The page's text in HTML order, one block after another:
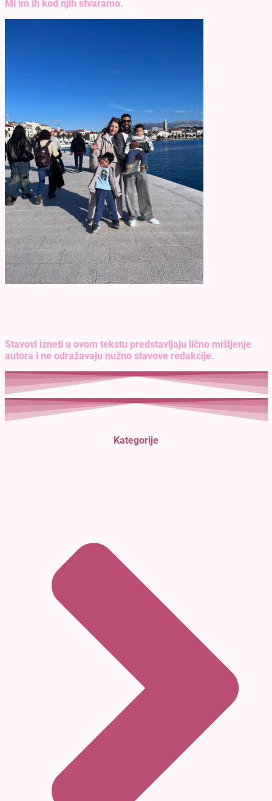
Mi im ih kod njih stvaramo.
Stavovi izneti u ovom tekstu predstavljaju lično mišljenje
autora i ne odražavaju nužno stavove redakcije.
Kategorije